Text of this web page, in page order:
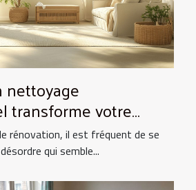
nettoyage
transforme votre
rénovation ?
rénovation, il est fréquent de se
qui semble...